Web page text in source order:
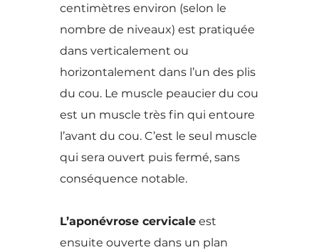
centimètres environ (selon le
nombre de niveaux) est pratiquée
dans verticalement ou
horizontalement dans l’un des plis
du cou. Le muscle peaucier du cou
est un muscle très fin qui entoure
l’avant du cou. C’est le seul muscle
qui sera ouvert puis fermé, sans
conséquence notable.
L’aponévrose cervicale est
ensuite ouverte dans un plan